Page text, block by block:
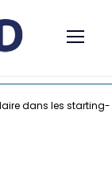
dans les starting-